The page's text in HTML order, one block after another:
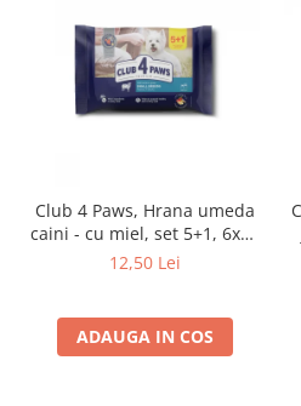
Club 4 Paws, Hrana umeda
caini - cu miel, set 5+1, 6x80
g
12,50 Lei
ADAUGA IN COS